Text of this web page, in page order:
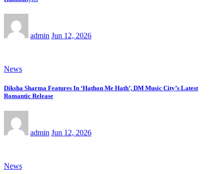
admin Jun 12, 2026
News
Diksha Sharma Features In ‘Hathon Me Hath’, DM Music City’s Latest
Romantic Release
admin Jun 12, 2026
News